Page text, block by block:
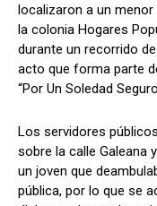
localizaron a un menor
la colonia Hogares
durante un recorrido
acto que forma parte
“Por Un Soledad
Los servidores
sobre la calle Galeana
un joven que
pública, por lo que se